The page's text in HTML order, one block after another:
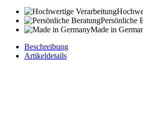
Persönliche
Made in
Beschreibung
Artikeldetails